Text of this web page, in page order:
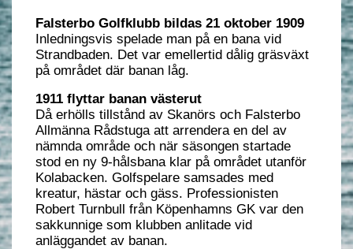
Falsterbo Golfklubb bildas 21 oktober 1909
Inledningsvis spelade man på en bana vid
Strandbaden. Det var emellertid dålig gräsväxt
på området där banan låg.
1911 flyttar banan västerut
Då erhölls tillstånd av Skanörs och Falsterbo
Allmänna Rådstuga att arrendera en del av
nämnda område och när säsongen startade
stod en ny 9-hålsbana klar på området utanför
Kolabacken. Golfspelare samsades med
kreatur, hästar och gäss. Professionisten
Robert Turnbull från Köpenhamns GK var den
sakkunnige som klubben anlitade vid
anläggandet av banan.